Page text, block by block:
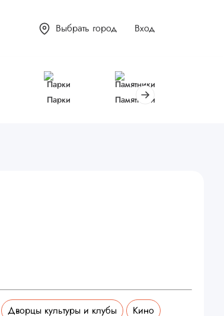
Выбрать город Вход
Парки Памятники
Дворцы культуры и клубы Кино